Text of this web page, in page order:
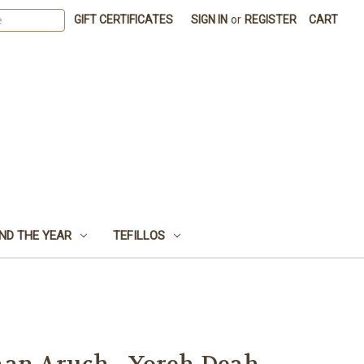
GIFT CERTIFICATES SIGN IN or REGISTER CART
THE YEAR TEFILLOS